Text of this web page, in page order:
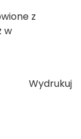
z
w
Wydrukuj